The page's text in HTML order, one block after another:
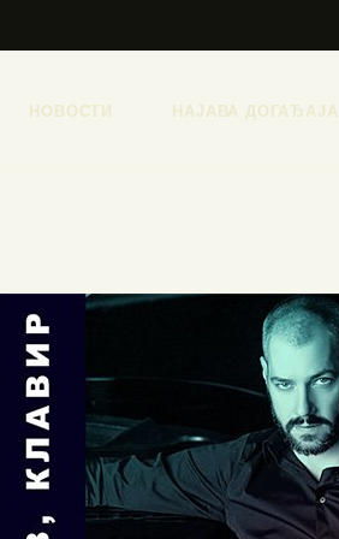
НОВОСТИ НАЈАВА ДОГАЂАЈА